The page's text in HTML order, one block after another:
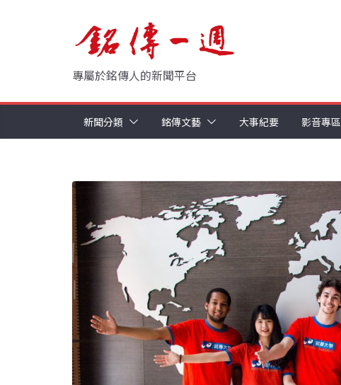
專屬於銘傳人的新聞平台
新聞分類 銘傳文藝 大事紀要 影音專區